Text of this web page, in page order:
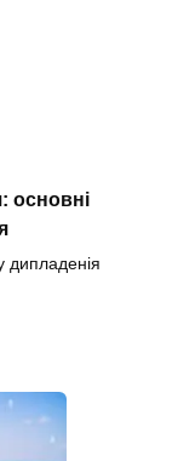
основні
дипладенія